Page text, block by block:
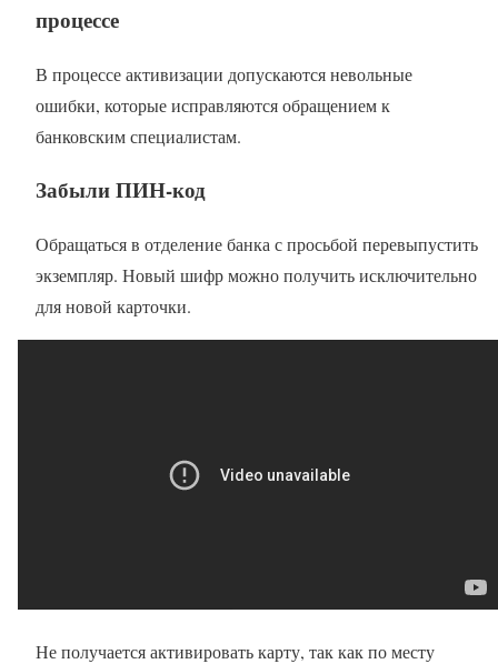
процессе
В процессе активизации допускаются невольные
ошибки, которые исправляются обращением к
банковским специалистам.
Забыли ПИН-код
Обращаться в отделение банка с просьбой перевыпустить
экземпляр. Новый шифр можно получить исключительно
для новой карточки.
Не получается активировать карту, так как по месту